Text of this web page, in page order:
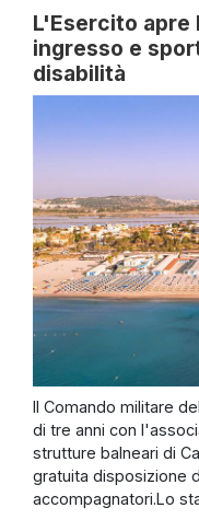
L'Esercito apre
ingresso e
disabilità
Il Comando militare
di tre anni con
strutture balneari di
gratuita disposizione
accompagnatori.Lo